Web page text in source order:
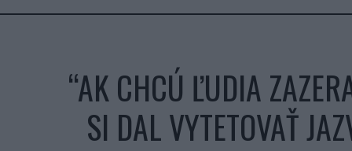
“AK CHCÚ ĽUDIA
SI DAL VYTETOVAŤ